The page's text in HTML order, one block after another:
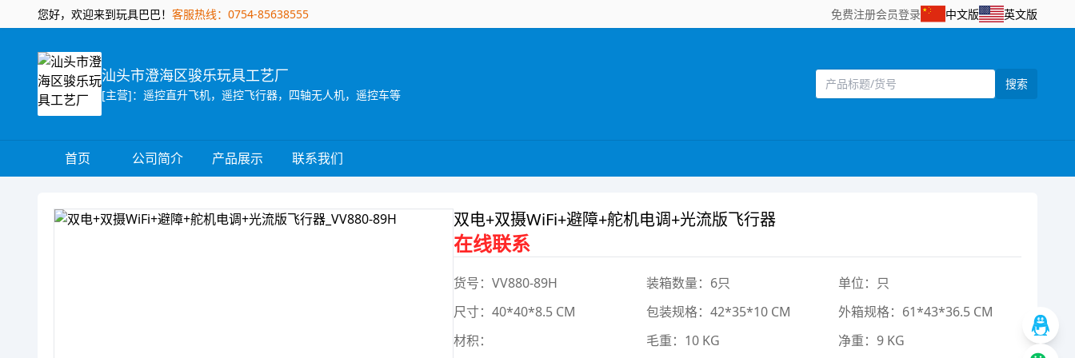
您好，欢迎来到玩具巴巴！ 客服热线：0754-85638555 免费注册会员登录 中文版 英文版
汕头市澄海区骏乐玩具工艺厂
[主营]：遥控直升飞机，遥控飞行器，四轴无人机，遥控车等
搜索
首页 公司简介 产品展示 联系我们
双电+双摄WiFi+避障+舵机电调+光流版飞行器
在线联系
货号：VV880-89H 装箱数量：6只
单位：只
尺寸：40*40*8.5 CM
包装规格：42*35*10 CM
外箱规格：61*43*36.5 CM
材积：
毛重：10 KG
净重：9 KG